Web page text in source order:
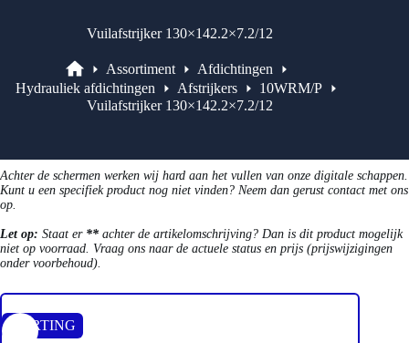
Vuilafstrijker 130×142.2×7.2/12
Assortiment
Assortiment
Afdichtingen
Hydrauliek afdichtingen
Afstrijkers
10WRM/P
Vuilafstrijker 130×142.2×7.2/12
Achter de schermen werken wij hard aan het vullen van onze digitale schappen.
Kunt u een specifiek product nog niet vinden? Neem dan gerust contact met ons
op.
Let op: Staat er ** achter de artikelomschrijving? Dan is dit product mogelijk
niet op voorraad. Vraag ons naar de actuele status en prijs (prijswijzigingen
onder voorbehoud).
KORTING